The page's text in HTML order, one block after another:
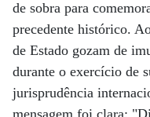
de sobra para
precedente histórico.
de Estado gozam de
durante o exercício de
jurisprudência
mensagem foi clara: